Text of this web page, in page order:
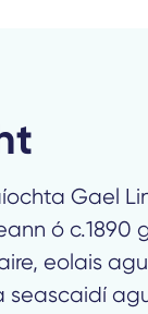
Gael
ó c.1890
eolais
seascaidí